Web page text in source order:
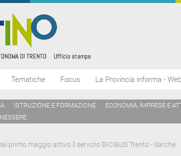
Tematiche Focus La Provincia informa -
ISTRUZIONE E FORMAZIONE ECONOMIA, IMPRESE E
primo maggio attivo il servizio BICIBUS Trento - Sarche